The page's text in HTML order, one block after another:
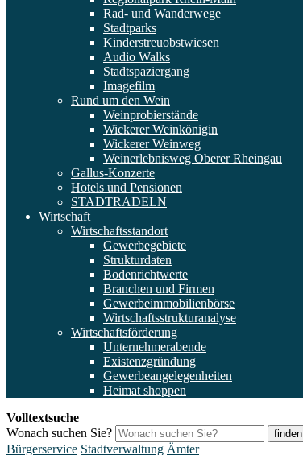
Rad- und Wanderwege
Stadtparks
Kinderstreuobstwiesen
Audio Walks
Stadtspaziergang
Imagefilm
Rund um den Wein
Weinprobierstände
Wickerer Weinkönigin
Wickerer Weinweg
Weinerlebnisweg Oberer Rheingau
Gallus-Konzerte
Hotels und Pensionen
STADTRADELN
Wirtschaft
Wirtschaftsstandort
Gewerbegebiete
Strukturdaten
Bodenrichtwerte
Branchen und Firmen
Gewerbeimmobilienbörse
Wirtschaftsstrukturanalyse
Wirtschaftsförderung
Unternehmerabende
Existenzgründung
Gewerbeangelegenheiten
Heimat shoppen
Volltextsuche
Wonach suchen Sie?
finden
Bürgerservice Stadtverwaltung Ämter